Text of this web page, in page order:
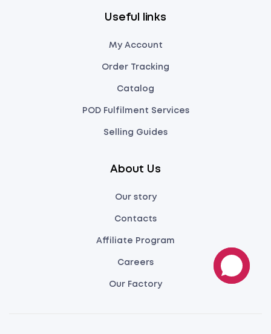
Useful links
My Account
Order Tracking
Catalog
POD Fulfilment Services
Selling Guides
About Us
Our story
Contacts
Affiliate Program
Careers
Our Factory